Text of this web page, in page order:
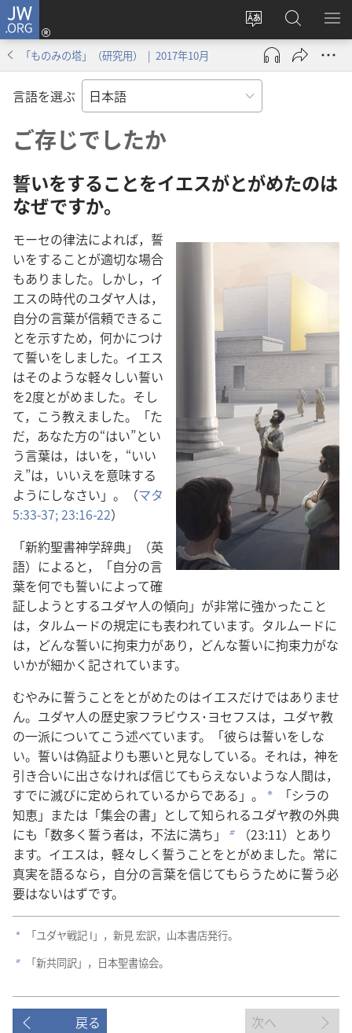
JW.ORG
サ
イ
ト
の
言
え
ロ
グ
ン
し
で
JW.ORG
の
検
メ
を
「ものみの塔」（研究用） | 2017年10月
言語を選ぶ
ご存じでしたか
誓いをすることをイエスがとがめたのは
なぜですか。
モーセの律法によれば，誓
いをすることが適切な場合
もありました。しかし，イ
エスの時代のユダヤ人は，
自分の言葉が信頼できるこ
とを示すため，何かにつけ
て誓いをしました。イエス
はそのような軽々しい誓い
を2度とがめました。そし
て，こう教えました。「た
だ，あなた方の“はい”とい
う言葉は，はいを，“いい
え”は，いいえを意味する
ようにしなさい」。（マタ
5:33-37;23:16-22）
「新約聖書神学辞典」（英
語）によると，「自分の言
葉を何でも誓いによって確
証しようとするユダヤ人の傾向」が非常に強かったこと
は，タルムードの規定にも表われています。タルムードに
は，どんな誓いに拘束力があり，どんな誓いに拘束力がな
いかが細かく記されています。
むやみに誓うことをとがめたのはイエスだけではありませ
ん。ユダヤ人の歴史家フラビウス･ヨセフスは，ユダヤ教
の一派についてこう述べています。「彼らは誓いをしな
い。誓いは偽証よりも悪いと見なしている。それは，神を
引き合いに出さなければ信じてもらえないような人間は，
すでに滅びに定められているからである」。
a
「シラの
知恵」または「集会の書」として知られるユダヤ教の外典
にも「数多く誓う者は，不法に満ち」
b （23:11）とあり
ます。イエスは，軽々しく誓うことをとがめました。常に
真実を語るなら，自分の言葉を信じてもらうために誓う必
要はないはずです。
a 「ユダヤ戦記 I」，新見 宏訳，山本書店発行。
b 「新共同訳」，日本聖書協会。
戻る 次へ